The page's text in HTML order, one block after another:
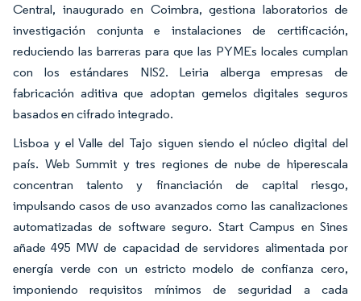
Central, inaugurado en Coimbra, gestiona laboratorios de
investigación conjunta e instalaciones de certificación,
reduciendo las barreras para que las PYMEs locales cumplan
con los estándares NIS2. Leiria alberga empresas de
fabricación aditiva que adoptan gemelos digitales seguros
basados en cifrado integrado.
Lisboa y el Valle del Tajo siguen siendo el núcleo digital del
país. Web Summit y tres regiones de nube de hiperescala
concentran talento y financiación de capital riesgo,
impulsando casos de uso avanzados como las canalizaciones
automatizadas de software seguro. Start Campus en Sines
añade 495 MW de capacidad de servidores alimentada por
energía verde con un estricto modelo de confianza cero,
imponiendo requisitos mínimos de seguridad a cada